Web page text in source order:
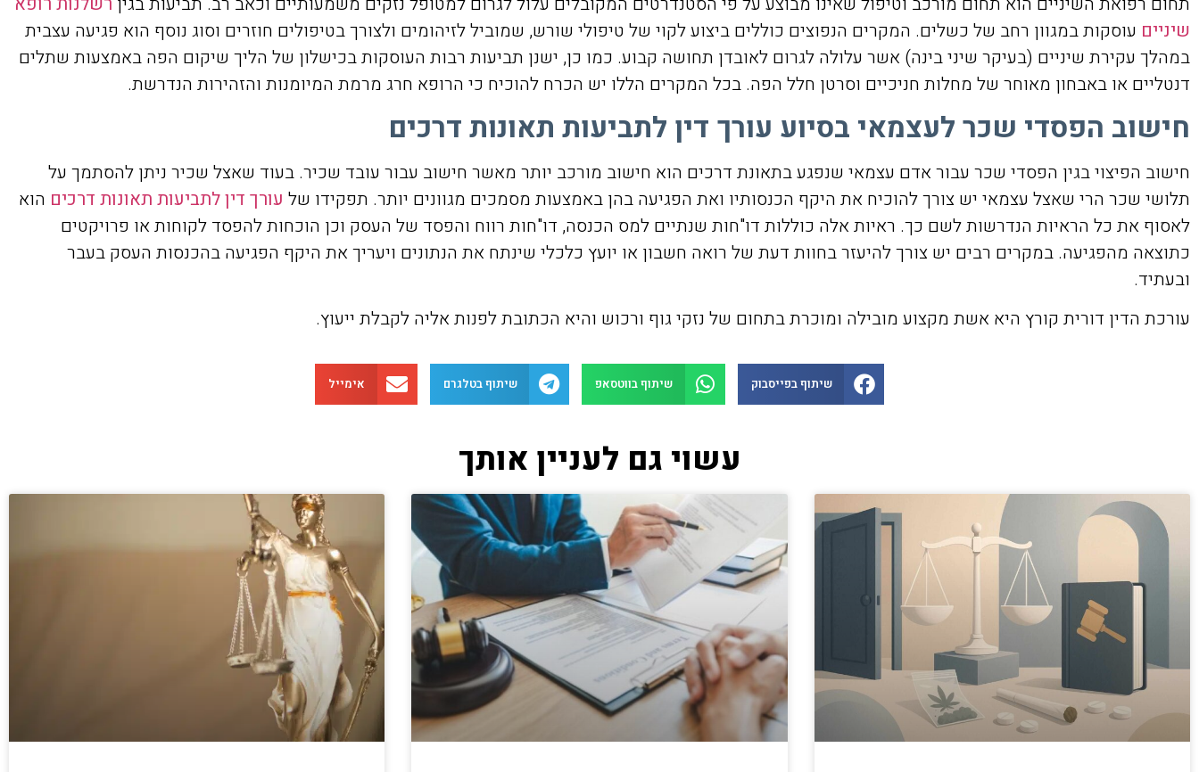
שיניים עוסקות במגוון רחב של כשלים. המקרים הנפוצים כוללים ביצוע לקוי של טיפולי שורש, שמוביל לזיהומים ולצורך בטיפולים חוזרים וסוג נוסף הוא פגיעה עצבית
במהלך עקירת שיניים (בעיקר שיני בינה) אשר עלולה לגרום לאובדן תחושה קבוע. כמו כן, ישנן תביעות רבות העוסקות בכישלון של הליך שיקום הפה באמצעות שתלים
דנטליים או באבחון מאוחר של מחלות חניכיים וסרטן חלל הפה. בכל המקרים הללו יש הכרח להוכיח כי הרופא חרג מרמת המיומנות והזהירות הנדרשת.
חישוב הפסדי שכר לעצמאי בסיוע עורך דין לתביעות תאונות דרכים
חישוב הפיצוי בגין הפסדי שכר עבור אדם עצמאי שנפגע בתאונת דרכים הוא חישוב מורכב יותר מאשר חישוב עבור עובד שכיר. בעוד שאצל שכיר ניתן להסתמך על
תלושי שכר הרי שאצל עצמאי יש צורך להוכיח את היקף הכנסותיו ואת הפגיעה בהן באמצעות מסמכים מגוונים יותר. תפקידו של עורך דין לתביעות תאונות דרכים הוא
לאסוף את כל הראיות הנדרשות לשם כך. ראיות אלה כוללות דו"חות שנתיים למס הכנסה, דו"חות רווח והפסד של העסק וכן הוכחות להפסד לקוחות או פרויקטים
כתוצאה מהפגיעה. במקרים רבים יש צורך להיעזר בחוות דעת של רואה חשבון או יועץ כלכלי שינתח את הנתונים ויעריך את היקף הפגיעה בהכנסות העסק בעבר
ובעתיד.
עורכת הדין דורית קורץ היא אשת מקצוע מובילה ומוכרת בתחום של נזקי גוף ורכוש והיא הכתובת לפנות אליה לקבלת ייעוץ.
שיתוף בפייסבוק שיתוף בווטסאפ שיתוף בטלגרם אימייל
עשוי גם לעניין אותך